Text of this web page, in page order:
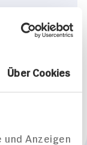
Über Cookies
und Anzeigen